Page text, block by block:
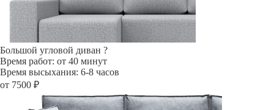
Большой угловой диван ?
Время работ: от 40 минут
Время высыхания: 6-8 часов
от 7500 ₽